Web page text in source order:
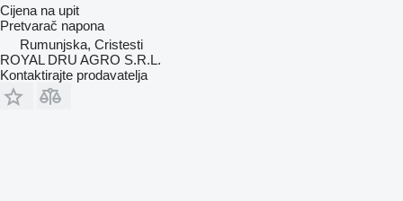
Cijena na upit
Pretvarač napona
Rumunjska, Cristesti
ROYAL DRU AGRO S.R.L.
Kontaktirajte prodavatelja